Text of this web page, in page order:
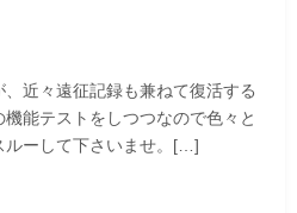
近々遠征記録も兼ねて復活する
能テストをしつつなので色々と
ルーして下さいませ。[…]